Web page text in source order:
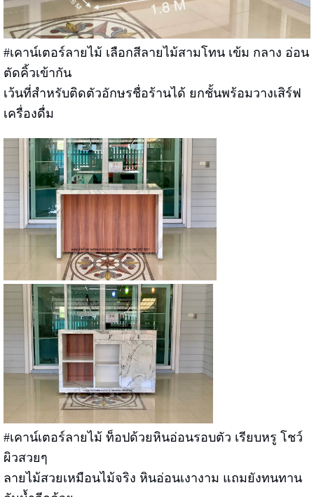
#เคาน์เตอร์ลายไม้ เลือกสีลายไม้สามโทน เข้ม กลาง อ่อน
ตัดคิ้วเข้ากัน
เว้นที่สำหรับติดตัวอักษรชื่อร้านได้ ยกชั้นพร้อมวางเสิร์ฟ
เครื่องดื่ม
#เคาน์เตอร์ลายไม้ ท็อปด้วยหินอ่อนรอบตัว เรียบหรู โชว์
ผิวสวยๆ
ลายไม้สวยเหมือนไม้จริง หินอ่อนเงางาม แถมยังทนทาน